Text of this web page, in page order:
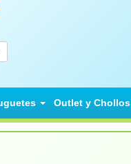
Outlet y Chollos